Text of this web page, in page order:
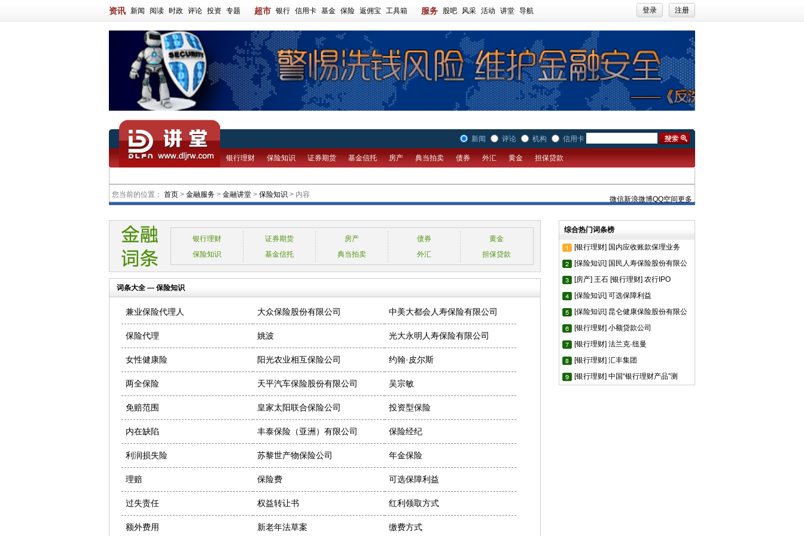
资讯 新闻 阅读 时政 评论 投资 专题 超市 银行 信用卡 基金 保险 返佣宝 工具箱 服务 股吧 风采 活动 讲堂 导航 登录 注册
新闻 评论 机构 信用卡
银行理财 保险知识 证券期货 基金信托 房产 典当拍卖 债券 外汇 黄金 担保贷款
您当前的位置： 首页 > 金融服务 > 金融讲堂 > 保险知识 > 内容
更多
QQ空间
新浪微博
微信
银行理财
保险知识
证券期货
基金信托
房产
典当拍卖
债券
外汇
黄金
担保贷款
词条大全 — 保险知识
兼业保险代理人 大众保险股份有限公司 中美大都会人寿保险有限公司
保险代理 姚波 光大永明人寿保险有限公司
女性健康险 阳光农业相互保险公司 约翰·皮尔斯
两全保险 天平汽车保险股份有限公司 吴宗敏
免赔范围 皇家太阳联合保险公司 投资型保险
内在缺陷 丰泰保险（亚洲）有限公司 保险经纪
利润损失险 苏黎世产物保险公司 年金保险
理赔 保险费 可选保障利益
过失责任 权益转让书 红利领取方式
额外费用 新老年法草案 缴费方式
综合热门词条榜
[银行理财] 国内应收账款保理业务
[保险知识] 国民人寿保险股份有限公
[房产] 王石 [银行理财] 农行IPO
[保险知识] 可选保障利益
[保险知识] 昆仑健康保险股份有限公
[银行理财] 小额贷款公司
[银行理财] 法兰克·纽曼
[银行理财] 汇丰集团
[银行理财] 中国“银行理财产品”测